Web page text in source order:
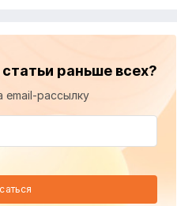
раньше всех?
рассылку